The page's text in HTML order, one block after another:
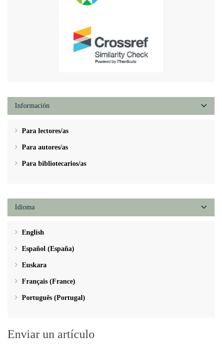
Información
Para lectores/as
Para autores/as
Para bibliotecarios/as
Idioma
English
Español (España)
Euskara
Français (France)
Português (Portugal)
Enviar un artículo